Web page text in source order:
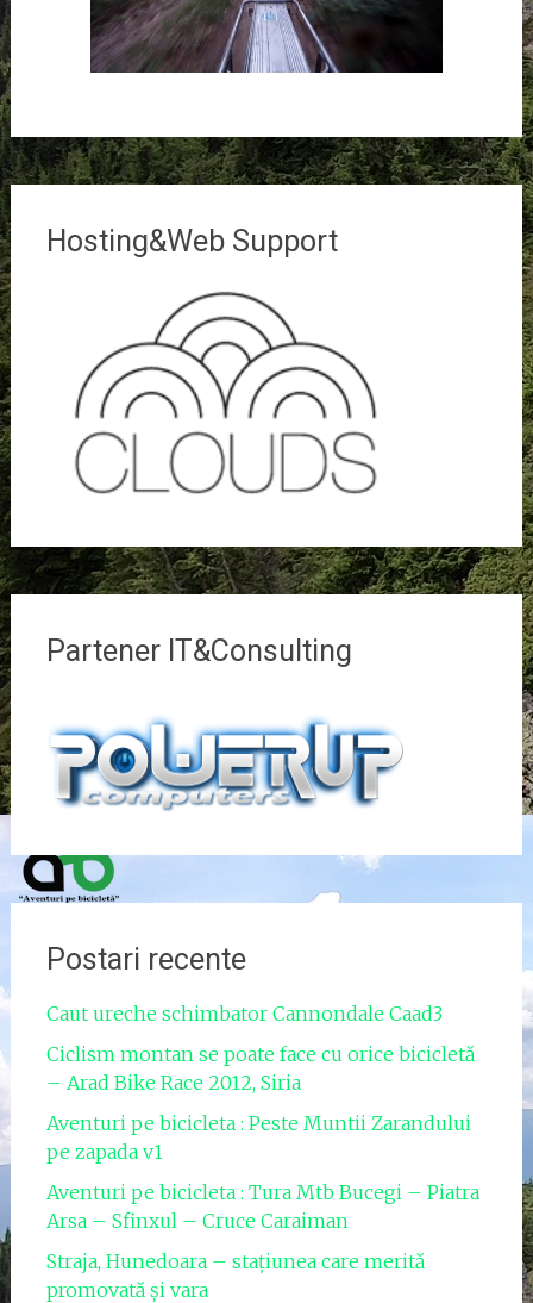
Hosting&Web Support
Partener IT&Consulting
Postari recente
Caut ureche schimbator Cannondale Caad3
Ciclism montan se poate face cu orice bicicletă
– Arad Bike Race 2012, Siria
Aventuri pe bicicleta : Peste Muntii Zarandului
pe zapada v1
Aventuri pe bicicleta : Tura Mtb Bucegi – Piatra
Arsa – Sfinxul – Cruce Caraiman
Straja, Hunedoara – stațiunea care merită
promovată și vara